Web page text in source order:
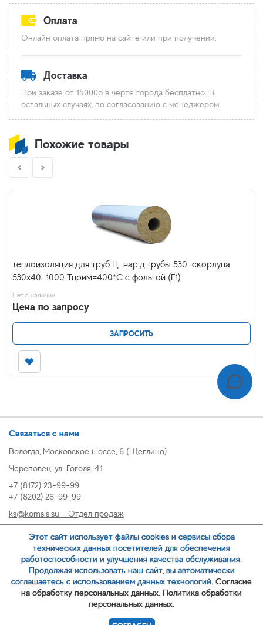
Оплата
Онлайн оплата прямо на сайте или при получении.
Доставка
При заказе от 15000р в черте города бесплатно. В
остальных случаях, по согласованию с менеджером.
Похожие товары
теплоизоляция для труб Ц-нар.д.трубы 530-скорлупа
530х40-1000 Тприм=400*С с фольгой (Г1)
Нет в наличии
Цена по запросу
ЗАПРОСИТЬ
Связаться с нами
Вологда, Московское шоссе, 6 (Щеглино)
Череповец, ул. Гоголя, 41
+7 (8172) 23-99-99
+7 (8202) 26-99-99
ks@komsis.su - Отдел продаж
oz@komsis.su - Отдел закупок
ЗАКАЗАТЬ ЗВОНОК
Этот сайт использует файлы cookies и сервисы сбора
технических данных посетителей для обеспечения
работоспособности и улучшения качества обслуживания.
Продолжая использовать наш сайт, вы автоматически
соглашаетесь с использованием данных технологий. Согласие
на обработку персональных данных. Политика обработки
персональных данных.